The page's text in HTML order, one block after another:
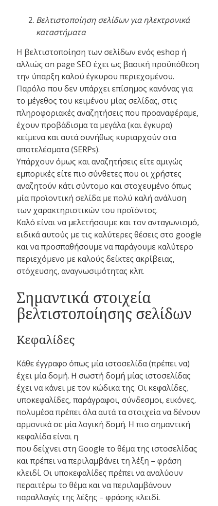
Βελτιστοποίηση σελίδων για ηλεκτρονικά
καταστήματα
Η βελτιστοποίηση των σελίδων ενός eshop ή
αλλιώς on page SEO έχει ως βασική προϋπόθεση
την ύπαρξη καλού έγκυρου περιεχομένου.
Παρόλο που δεν υπάρχει επίσημος κανόνας για
το μέγεθος του κειμένου μίας σελίδας, στις
πληροφοριακές αναζητήσεις που προαναφέραμε,
έχουν προβάδισμα τα μεγάλα (και έγκυρα)
κείμενα και αυτά συνήθως κυριαρχούν στα
αποτελέσματα (SERPs).
Υπάρχουν όμως και αναζητήσεις είτε αμιγώς
εμπορικές είτε πιο σύνθετες που οι χρήστες
αναζητούν κάτι σύντομο και στοχευμένο όπως
μία προϊοντική σελίδα με πολύ καλή ανάλυση
των χαρακτηριστικών του προϊόντος.
Καλό είναι να μελετήσουμε και τον ανταγωνισμό,
ειδικά αυτούς με τις καλύτερες θέσεις στο google
και να προσπαθήσουμε να παράγουμε καλύτερο
περιεχόμενο με καλούς δείκτες ακρίβειας,
στόχευσης, αναγνωσιμότητας κλπ.
Σημαντικά στοιχεία
βελτιστοποίησης σελίδων
Κεφαλίδες
Κάθε έγγραφο όπως μία ιστοσελίδα (πρέπει να)
έχει μία δομή. Η σωστή δομή μίας ιστοσελίδας
έχει να κάνει με τον κώδικα της. Οι κεφαλίδες,
υποκεφαλίδες, παράγραφοι, σύνδεσμοι, εικόνες,
πολυμέσα πρέπει όλα αυτά τα στοιχεία να δένουν
αρμονικά σε μία λογική δομή. Η πιο σημαντική
κεφαλίδα είναι η
που δείχνει στη Google το θέμα της ιστοσελίδας
και πρέπει να περιλαμβάνει τη λέξη – φράση
κλειδί. Οι υποκεφαλίδες πρέπει να αναλύουν
περαιτέρω το θέμα και να περιλαμβάνουν
παραλλαγές της λέξης – φράσης κλειδί.